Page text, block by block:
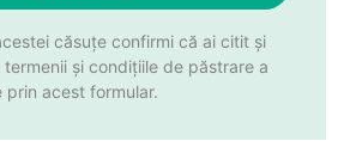
căsuțe confirmi că ai citit și
și condițiile de păstrare a
acest formular.